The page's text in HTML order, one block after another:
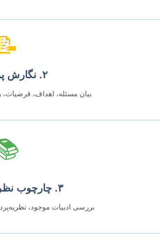
📝
۲. نگارش پروپوزال
بیان مسئله، اهداف،
۳. چارچوب نظری و پیشینه
بررسی ادبیات موجود،